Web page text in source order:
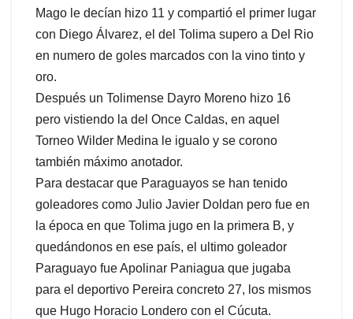
Mago le decían hizo 11 y compartió el primer lugar
con Diego Álvarez, el del Tolima supero a Del Rio
en numero de goles marcados con la vino tinto y
oro.
Después un Tolimense Dayro Moreno hizo 16
pero vistiendo la del Once Caldas, en aquel
Torneo Wilder Medina le igualo y se corono
también máximo anotador.
Para destacar que Paraguayos se han tenido
goleadores como Julio Javier Doldan pero fue en
la época en que Tolima jugo en la primera B, y
quedándonos en ese país, el ultimo goleador
Paraguayo fue Apolinar Paniagua que jugaba
para el deportivo Pereira concreto 27, los mismos
que Hugo Horacio Londero con el Cúcuta.